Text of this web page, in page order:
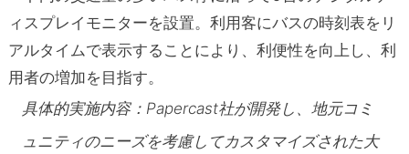
ィスプレイモニターを設置。利用客にバスの時刻表をリ
アルタイムで表示することにより、利便性を向上し、利
用者の増加を目指す。
具体的実施内容：Papercast社が開発し、地元コミ
ュニティのニーズを考慮してカスタマイズされた大